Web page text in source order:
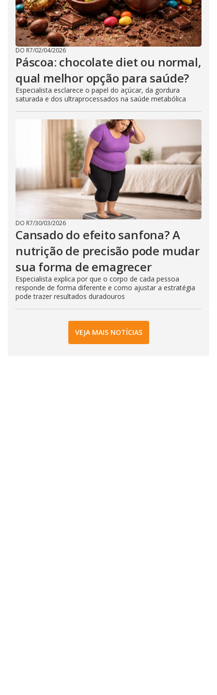
DO R7/02/04/2026
Páscoa: chocolate diet ou normal,
qual melhor opção para saúde?
Especialista esclarece o papel do açúcar, da gordura
saturada e dos ultraprocessados na saúde metabólica
DO R7/30/03/2026
Cansado do efeito sanfona? A
nutrição de precisão pode mudar
sua forma de emagrecer
Especialista explica por que o corpo de cada pessoa
responde de forma diferente e como ajustar a estratégia
pode trazer resultados duradouros
VEJA MAIS NOTÍCIAS